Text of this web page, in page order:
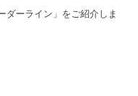
ダーライン」をご紹介しま